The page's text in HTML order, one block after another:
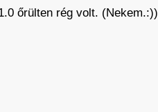
őrülten rég volt. (Nekem.:))